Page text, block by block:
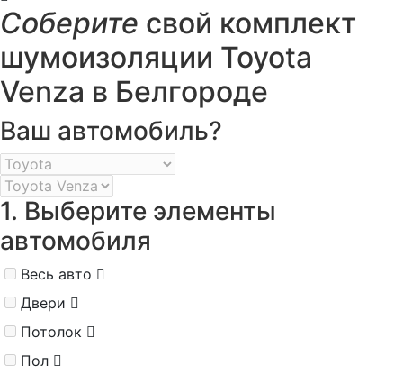
Соберите свой комплект
шумоизоляции Toyota
Venza в Белгороде
Ваш автомобиль?
1. Выберите элементы
автомобиля
Весь авто
Двери
Потолок
Пол